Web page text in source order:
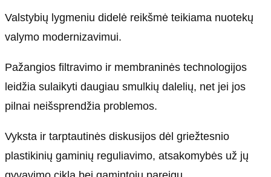
Valstybių lygmeniu didelė reikšmė teikiama nuotekų
valymo modernizavimui.
Pažangios filtravimo ir membraninės technologijos
leidžia sulaikyti daugiau smulkių dalelių, net jei jos
pilnai neišsprendžia problemos.
Vyksta ir tarptautinės diskusijos dėl griežtesnio
plastikinių gaminių reguliavimo, atsakomybės už jų